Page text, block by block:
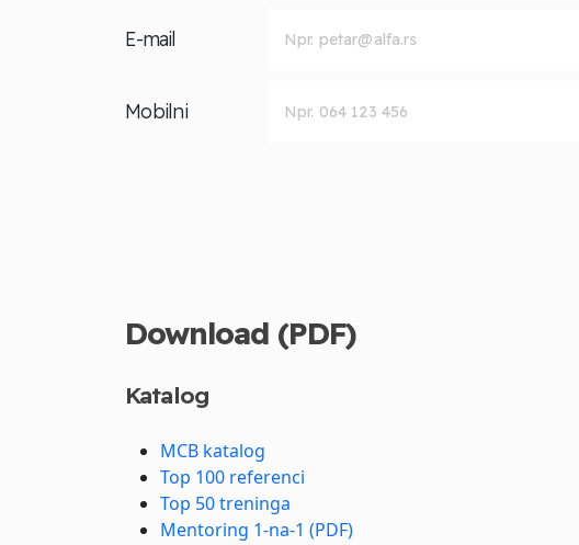
E-mail
Mobilni
Download (PDF)
Katalog
MCB katalog
Top 100 referenci
Top 50 treninga
Mentoring 1-na-1 (PDF)